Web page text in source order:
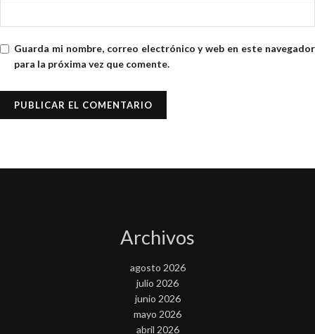
Guarda mi nombre, correo electrónico y web en este navegador
para la próxima vez que comente.
Archivos
agosto 2026
julio 2026
junio 2026
mayo 2026
abril 2026